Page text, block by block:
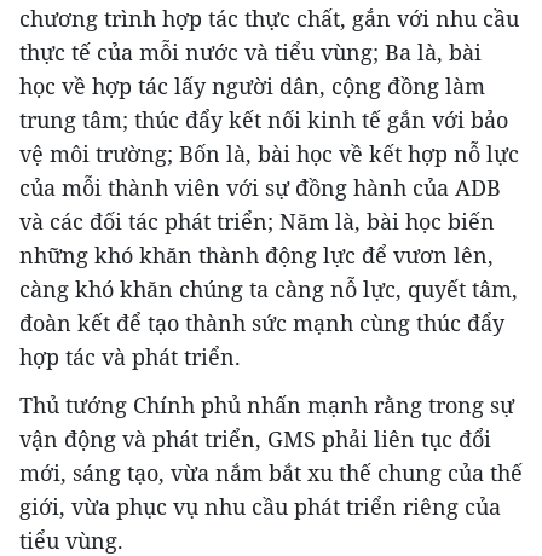
chương trình hợp tác thực chất, gắn với nhu cầu
thực tế của mỗi nước và tiểu vùng; Ba là, bài
học về hợp tác lấy người dân, cộng đồng làm
trung tâm; thúc đẩy kết nối kinh tế gắn với bảo
vệ môi trường; Bốn là, bài học về kết hợp nỗ lực
của mỗi thành viên với sự đồng hành của ADB
và các đối tác phát triển; Năm là, bài học biến
những khó khăn thành động lực để vươn lên,
càng khó khăn chúng ta càng nỗ lực, quyết tâm,
đoàn kết để tạo thành sức mạnh cùng thúc đẩy
hợp tác và phát triển.
Thủ tướng Chính phủ nhấn mạnh rằng trong sự
vận động và phát triển, GMS phải liên tục đổi
mới, sáng tạo, vừa nắm bắt xu thế chung của thế
giới, vừa phục vụ nhu cầu phát triển riêng của
tiểu vùng.